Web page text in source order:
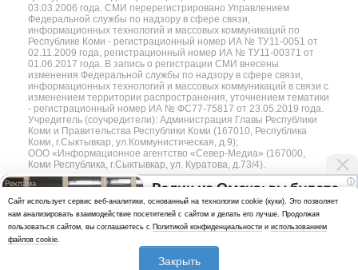
03.03.2006 года. СМИ перерегистрировано Управлением
Федеральной службы по надзору в сфере связи,
информационных технологий и массовых коммуникаций по
Республике Коми - регистрационный номер ИА № ТУ11-0051 от
02.11.2009 года, регистрационный номер ИА № ТУ11-00371 от
01.06.2017 года. В запись о регистрации СМИ внесены
изменения Федеральной службы по надзору в сфере связи,
информационных технологий и массовых коммуникаций в связи с
изменением территории распространения, уточнением тематики
- регистрационный номер ИА № ФС77-75817 от 23.05.2019 года.
Учредитель (соучредители): Администрация Главы Республики
Коми и Правительства Республики Коми (167010, Республика
Коми, г.Сыктывкар, ул.Коммунистическая, д.9);
ООО «Информационное агентство «Север-Медиа» (167000,
Коми Республика, г.Сыктывкар, ул. Куратова, д.73/4).
Разработка сайта — web-студия «Цифровой Век»
i
Ролик из Омска: вы будете
смеяться долго
Политика
конфиденциальности
Использование аналитики и файлов куки
Cайт использует сервис веб-аналитики, основанный на технологии cookie (куки). Это позволяет
нам анализировать взаимодействие посетителей с сайтом и делать его лучше. Продолжая
пользоваться сайтом, вы соглашаетесь с Политикой конфиденциальности и использованием
файлов cookie.
Закрыть